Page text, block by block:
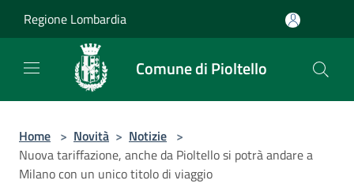
Regione Lombardia
Comune di Pioltello
Home > Novità > Notizie >
Nuova tariffazione, anche da Pioltello si potrà andare a
Milano con un unico titolo di viaggio